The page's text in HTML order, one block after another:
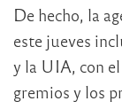
De hecho, la
este jueves
y la UIA, con
gremios y los